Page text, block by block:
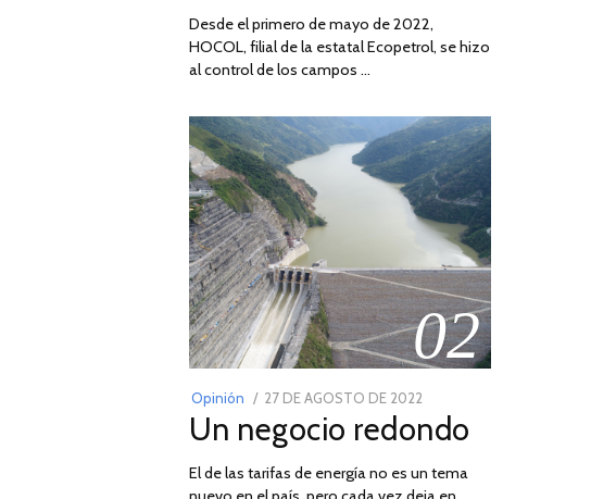
Desde el primero de mayo de 2022,
HOCOL, filial de la estatal Ecopetrol, se hizo
al control de los campos …
02
Opinión
POSTED
ON
27 DE AGOSTO DE 2022
DE
DE
Un negocio redondo
El de las tarifas de energía no es un tema